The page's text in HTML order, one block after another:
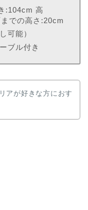
:104cm 高
での高さ:20cm
可能）
ブル付き
アが好きな方におす